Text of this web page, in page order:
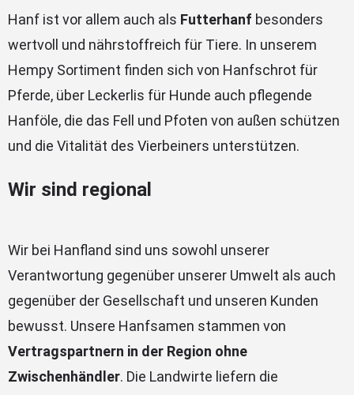
Hanf ist vor allem auch als Futterhanf besonders
wertvoll und nährstoffreich für Tiere. In unserem
Hempy Sortiment finden sich von Hanfschrot für
Pferde, über Leckerlis für Hunde auch pflegende
Hanföle, die das Fell und Pfoten von außen schützen
und die Vitalität des Vierbeiners unterstützen.
Wir sind regional
Wir bei Hanfland sind uns sowohl unserer
Verantwortung gegenüber unserer Umwelt als auch
gegenüber der Gesellschaft und unseren Kunden
bewusst. Unsere Hanfsamen stammen von
Vertragspartnern in der Region ohne
Zwischenhändler. Die Landwirte liefern die